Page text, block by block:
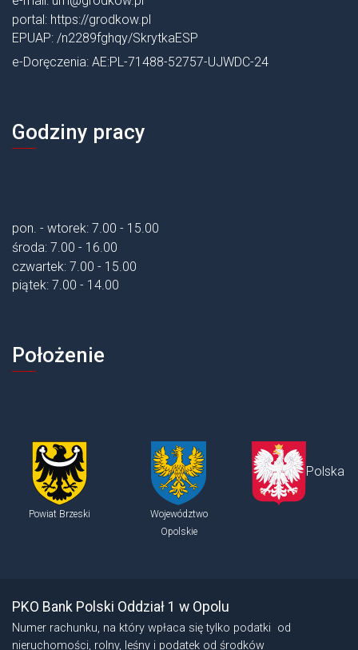
portal: https://grodkow.pl
EPUAP: /n2289fghqy/SkrytkaESP
e-Doręczenia: AE:PL-71488-52757-UJWDC-24
Godziny pracy
pon. - wtorek: 7.00 - 15.00
środa: 7.00 - 16.00
czwartek: 7.00 - 15.00
piątek: 7.00 - 14.00
Położenie
Powiat Brzeski
Województwo
Opolskie
Polska
PKO Bank Polski Oddział 1 w Opolu
Numer rachunku, na który wpłaca się tylko podatki od
nieruchomości, rolny, leśny i podatek od środków